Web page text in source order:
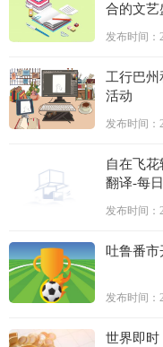
合的文艺
发布时间：
工行巴
活动
发布时间：
自在飞
翻译-每
发布时间：
吐鲁番市
发布时间：
世界即时